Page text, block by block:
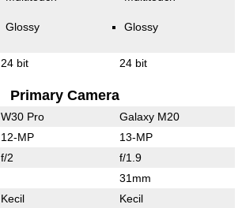
Glossy Glossy
24 bit 24 bit
Primary Camera
W30 Pro Galaxy M20
12-MP 13-MP
f/2 f/1.9
31mm
Kecil Kecil